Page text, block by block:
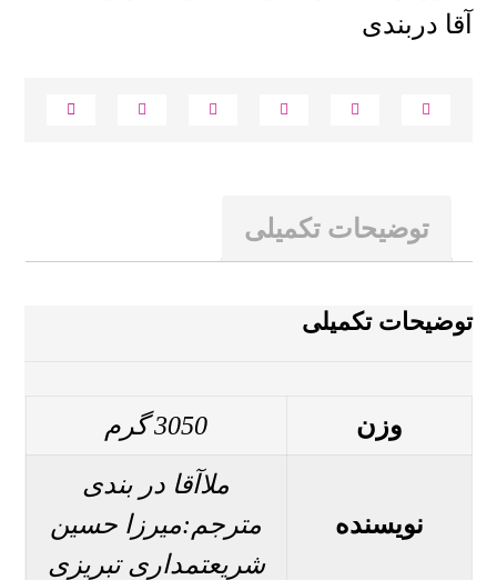
آقا دربندی
توضیحات تکمیلی
توضیحات تکمیلی
وزن 3050 گرم
نویسنده
ملاآقا در بندی
مترجم:میرزا حسین
شریعتمداری تبریزی